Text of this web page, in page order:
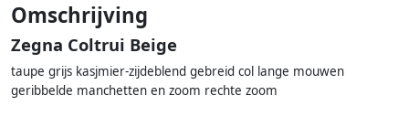
Omschrijving
Zegna Coltrui Beige
taupe grijs kasjmier-zijdeblend gebreid col lange mouwen
geribbelde manchetten en zoom rechte zoom